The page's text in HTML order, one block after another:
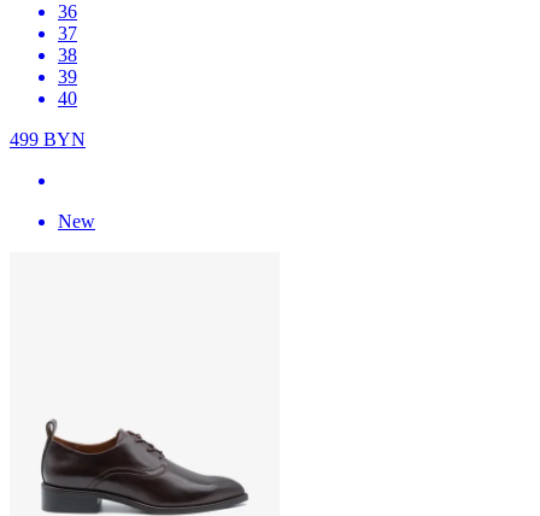
36
37
38
39
40
499 BYN
New